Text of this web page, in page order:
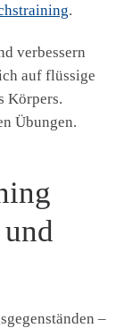
.
verbessern
auf flüssige
Körpers.
Übungen.
–